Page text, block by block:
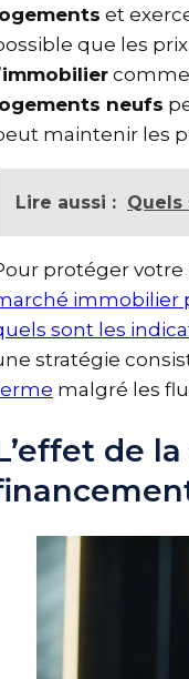
logementset
possible que les
l’immobilier
logements neufs
peut maintenir les
Lire aussi :
Pour protéger
marché
quels sont les
une stratégie
termemalgré les
L’effet de